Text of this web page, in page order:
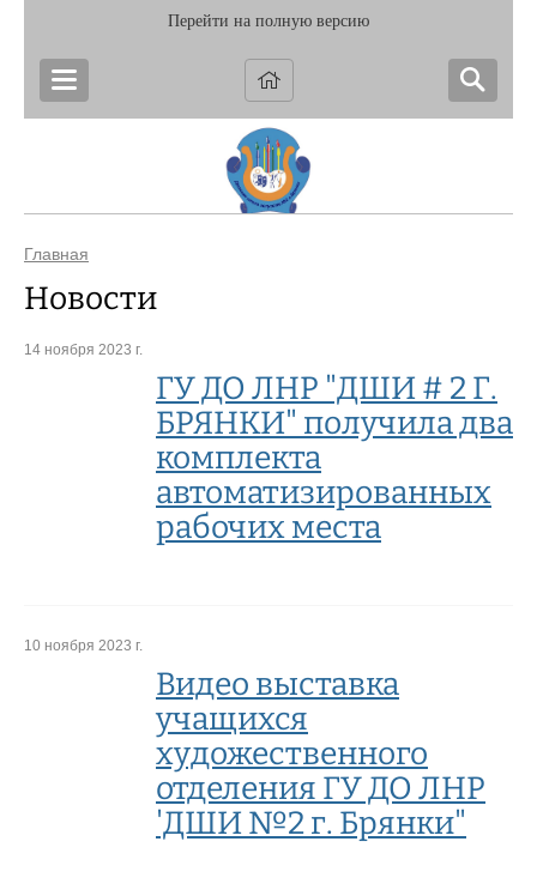
Перейти на полную версию
Главная
Новости
14 ноября 2023 г.
ГУ ДО ЛНР "ДШИ # 2 Г.
БРЯНКИ" получила два
комплекта
автоматизированных
рабочих места
10 ноября 2023 г.
Видео выставка
учащихся
художественного
отделения ГУ ДО ЛНР
'ДШИ №2 г. Брянки"